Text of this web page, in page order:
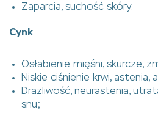
Zaparcia, suchość skóry.
Cynk
Osłabienie mięśni, skurcze,
Niskie ciśnienie krwi, astenia,
Drażliwość, neurastenia,
snu;